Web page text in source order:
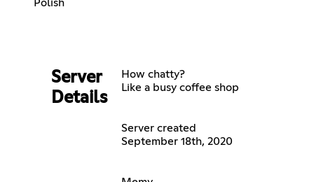
Polish
Server
Details
How chatty?
Like a busy coffee shop
Server created
September 18th, 2020